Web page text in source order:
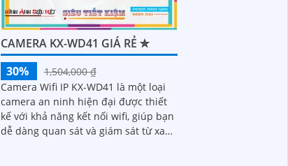
CAMERA KX-WD41 GIÁ RẺ ✮
30%
1,504,000 ₫
Camera Wifi IP KX-WD41 là một loại
camera an ninh hiện đại được thiết
kế với khả năng kết nối wifi, giúp bạn
dễ dàng quan sát và giám sát từ xa